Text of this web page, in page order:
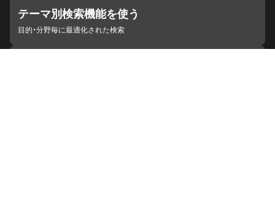
テーマ別検索機能を使う
目的・分野毎に最適化された検索